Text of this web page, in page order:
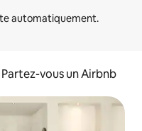
Partez-vous un Airbnb